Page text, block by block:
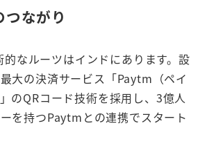
ながり
的なルーツはインドにあります。設
大の決済サービス「Paytm（ペイ
のQRコード技術を採用し、3億人
を持つPaytmとの連携でスタート